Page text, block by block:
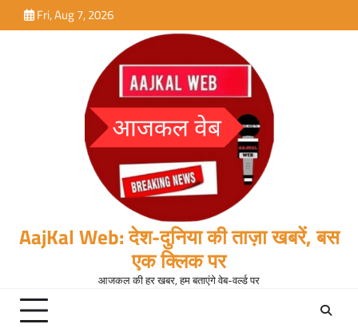
to
Fri, Aug 7, 2026
AajKal Web: देश-दुनिया की ताज़ा खबरें, बस
एक क्लिक पर
आजकल की हर खबर, हम बताएंगे वेब-वर्ल्ड पर